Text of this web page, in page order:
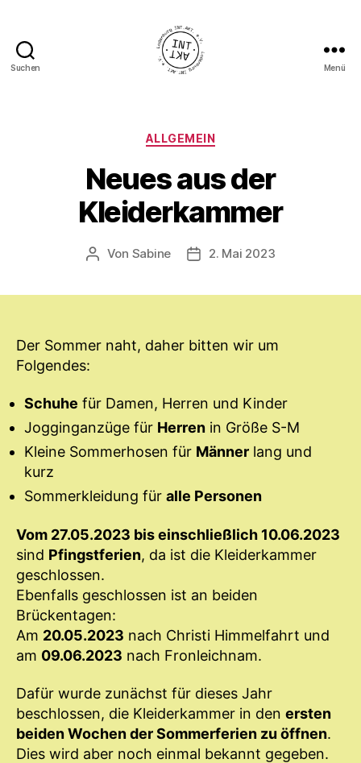
Suchen
V.
Menü
Kategorien
ALLGEMEIN
Neues aus der
Kleiderkammer
Beitragsautor
Von Sabine Veröffentlichungsdatum
2. Mai 2023
Der Sommer naht, daher bitten wir um
Folgendes:
Schuhe für Damen, Herren und Kinder
Jogginganzüge für Herren in Größe S-M
Kleine Sommerhosen für Männer lang und
kurz
Sommerkleidung für alle Personen
Vom 27.05.2023 bis einschließlich 10.06.2023
sind Pfingstferien, da ist die Kleiderkammer
geschlossen.
Ebenfalls geschlossen ist an beiden
Brückentagen:
Am 20.05.2023 nach Christi Himmelfahrt und
am 09.06.2023 nach Fronleichnam.
Dafür wurde zunächst für dieses Jahr
beschlossen, die Kleiderkammer in den ersten
beiden Wochen der Sommerferien zu öffnen.
Dies wird aber noch einmal bekannt gegeben.